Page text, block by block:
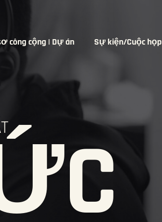
công cộng | Dự án Sự kiện/Cuộc họp